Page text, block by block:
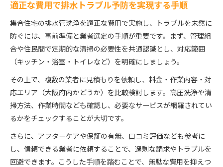
適正な費用で排水トラブル予防を実現する手順
集合住宅の排水管洗浄を適正な費用で実施し、トラブルを未然に
防ぐには、事前準備と業者選定の手順が重要です。まず、管理組
合や住民間で定期的な清掃の必要性を共通認識とし、対応範囲
（キッチン・浴室・トイレなど）を明確にしましょう。
その上で、複数の業者に見積もりを依頼し、料金・作業内容・対
応エリア（大阪府内かどうか）を比較検討します。高圧洗浄や清
掃方法、作業時間なども確認し、必要なサービスが網羅されてい
るかをチェックすることが大切です。
さらに、アフターケアや保証の有無、口コミ評価なども参考に
し、信頼できる業者に依頼することで、過剰な請求やトラブルを
回避できます。こうした手順を踏むことで、無駄な費用を抑えつ